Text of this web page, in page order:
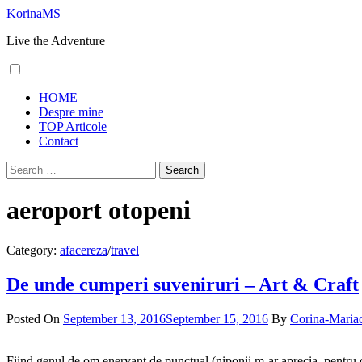
Skip
content
KorinaMS
Live the Adventure
Menu
HOME
Despre mine
TOP Articole
Contact
Search
for:
aeroport otopeni
Category: afacereza/travel
De unde cumperi suveniruri – Art & Craft
Posted On September 13, 2016September 15, 2016 By Corina-Maria